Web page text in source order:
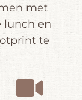
met
lunch en
te